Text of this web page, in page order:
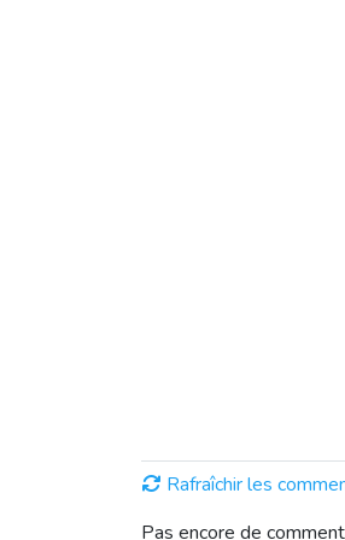
Rafraîchir les
Pas encore de